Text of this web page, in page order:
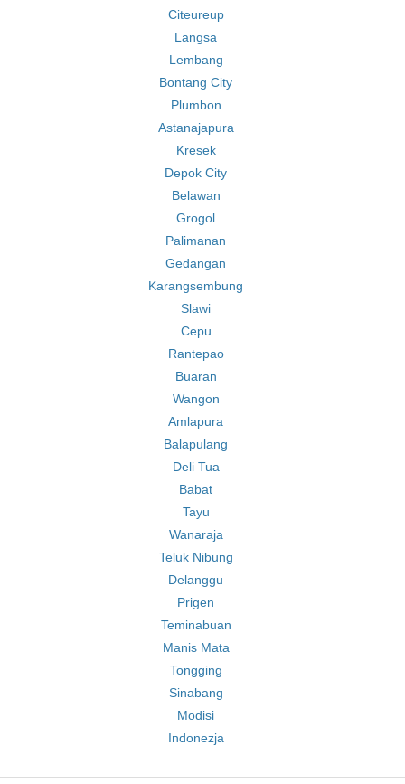
Citeureup
Langsa
Lembang
Bontang City
Plumbon
Astanajapura
Kresek
Depok City
Belawan
Grogol
Palimanan
Gedangan
Karangsembung
Slawi
Cepu
Rantepao
Buaran
Wangon
Amlapura
Balapulang
Deli Tua
Babat
Tayu
Wanaraja
Teluk Nibung
Delanggu
Prigen
Teminabuan
Manis Mata
Tongging
Sinabang
Modisi
Indonezja